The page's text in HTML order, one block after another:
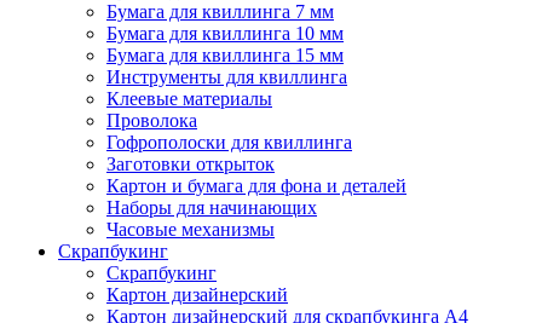
Бумага для квиллинга 7 мм
Бумага для квиллинга 10 мм
Бумага для квиллинга 15 мм
Инструменты для квиллинга
Клеевые материалы
Проволока
Гофрополоски для квиллинга
Заготовки открыток
Картон и бумага для фона и деталей
Наборы для начинающих
Часовые механизмы
Скрапбукинг
Скрапбукинг
Картон дизайнерский
Картон дизайнерский для скрапбукинга А4